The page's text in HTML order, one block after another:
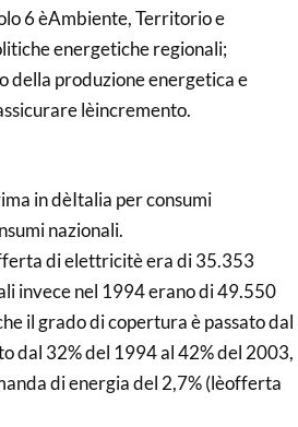
6 èAmbiente, Territorio e
energetiche regionali;
della produzione energetica e
lèincremento.
in dèItalia per consumi
nazionali.
di elettricitè era di 35.353
invece nel 1994 erano di 49.550
il grado di copertura è passato dal
dal 32% del 1994 al 42% del 2003,
di energia del 2,7% (lèofferta